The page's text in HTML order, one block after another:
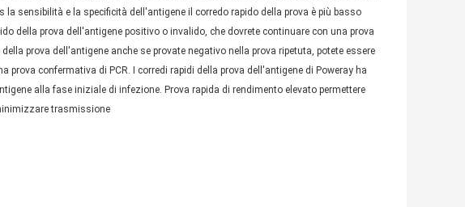
sensibilità e la specificità dell'antigene il corredo rapido della prova è più basso
della prova dell'antigene positivo o invalido, che dovrete continuare con una prova
prova dell'antigene anche se provate negativo nella prova ripetuta, potete essere
prova confermativa di PCR. I corredi rapidi della prova dell'antigene di Poweray ha
alla fase iniziale di infezione. Prova rapida di rendimento elevato permettere
trasmissione